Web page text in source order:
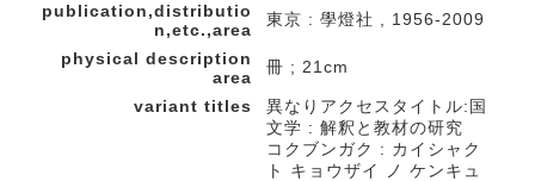
publication,distributio
n,etc.,area
東京 : 學燈社 , 1956-2009
physical description
area
冊 ; 21cm
variant titles
異なりアクセスタイトル:国
文学 : 解釈と教材の研究
コクブンガク : カイシャク
ト キョウザイ ノ ケンキュ